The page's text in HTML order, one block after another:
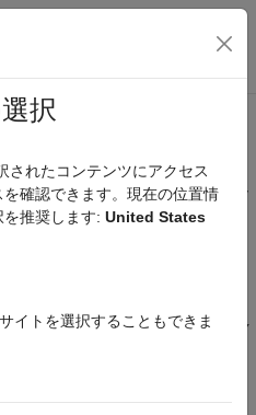
ビゲーション メ
Rule 6-4-5
statement shall terminate every
statement shall terminate every
択
されたコンテンツにアクセス
確認できます。現在の位置情
推奨します: United States
イトを選択することもできま